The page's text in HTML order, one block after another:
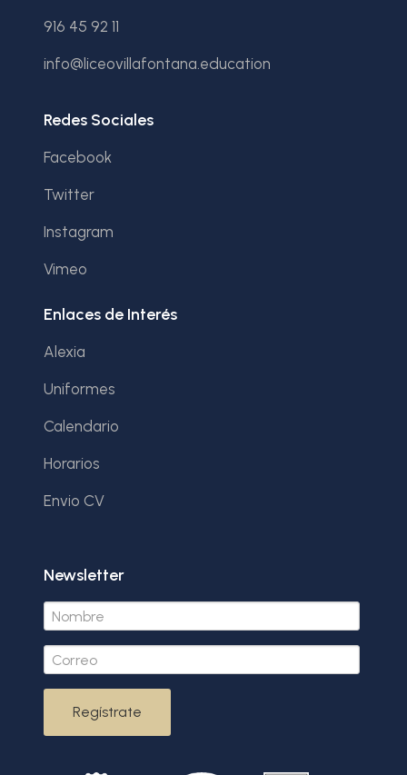
916 45 92 11
info@liceovillafontana.education
Redes Sociales
Facebook
Twitter
Instagram
Vimeo
Enlaces de Interés
Alexia
Uniformes
Calendario
Horarios
Envio CV
Newsletter
Regístrate